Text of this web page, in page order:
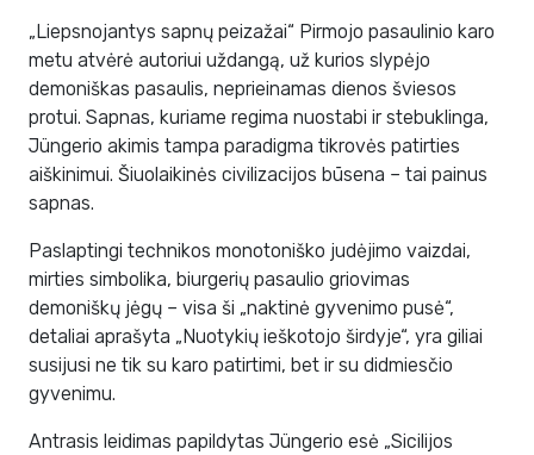
„Liepsnojantys sapnų peizažai“ Pirmojo pasaulinio karo
metu atvėrė autoriui uždangą, už kurios slypėjo
demoniškas pasaulis, neprieinamas dienos šviesos
protui. Sapnas, kuriame regima nuostabi ir stebuklinga,
Jüngerio akimis tampa paradigma tikrovės patirties
aiškinimui. Šiuolaikinės civilizacijos būsena – tai painus
sapnas.
Paslaptingi technikos monotoniško judėjimo vaizdai,
mirties simbolika, biurgerių pasaulio griovimas
demoniškų jėgų – visa ši „naktinė gyvenimo pusė“,
detaliai aprašyta „Nuotykių ieškotojo širdyje“, yra giliai
susijusi ne tik su karo patirtimi, bet ir su didmiesčio
gyvenimu.
Antrasis leidimas papildytas Jüngerio esė „Sicilijos